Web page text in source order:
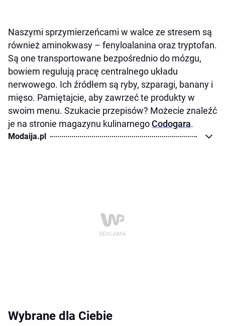
Naszymi sprzymierzeńcami w walce ze stresem są
również aminokwasy – fenyloalanina oraz tryptofan.
Są one transportowane bezpośrednio do mózgu,
bowiem regulują pracę centralnego układu
nerwowego. Ich źródłem są ryby, szparagi, banany i
mięso. Pamiętajcie, aby zawrzeć te produkty w
swoim menu. Szukacie przepisów? Możecie znaleźć
je na stronie magazynu kulinarnegoCodogara.
Modaija.pl
Wybrane dla Ciebie